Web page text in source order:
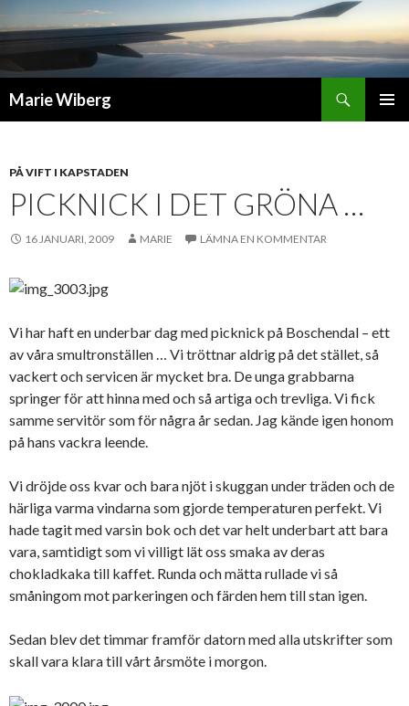
Marie Wiberg
PÅ VIFT I KAPSTADEN
PICKNICK I DET GRÖNA …
16 JANUARI, 2009 MARIE LÄMNA EN KOMMENTAR
Vi har haft en underbar dag med picknick på Boschendal – ett
av våra smultronställen … Vi tröttnar aldrig på det stället, så
vackert och servicen är mycket bra. De unga grabbarna
springer för att hinna med och så artiga och trevliga. Vi fick
samme servitör som för några år sedan. Jag kände igen honom
på hans vackra leende.
Vi dröjde oss kvar och bara njöt i skuggan under träden och de
härliga varma vindarna som gjorde temperaturen perfekt. Vi
hade tagit med varsin bok och det var helt underbart att bara
vara, samtidigt som vi villigt lät oss smaka av deras
chokladkaka till kaffet. Runda och mätta rullade vi så
småningom mot parkeringen och färden hem till stan igen.
Sedan blev det timmar framför datorn med alla utskrifter som
skall vara klara till vårt årsmöte i morgon.